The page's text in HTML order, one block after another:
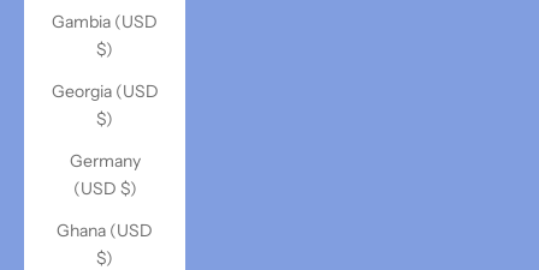
Gambia (USD
$)
Georgia (USD
$)
Germany
(USD $)
Ghana (USD
$)